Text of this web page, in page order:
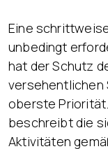
Eine
unbedingt
hat der Schutz
versehentlichen
oberste
beschreibt die
Aktivitäten